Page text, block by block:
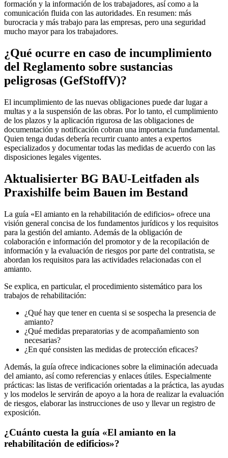
formación y la información de los trabajadores, así como a la
comunicación fluida con las autoridades. En resumen: más
burocracia y más trabajo para las empresas, pero una seguridad
mucho mayor para los trabajadores.
¿Qué ocurre en caso de incumplimiento
del Reglamento sobre sustancias
peligrosas (GefStoffV)?
El incumplimiento de las nuevas obligaciones puede dar lugar a
multas y a la suspensión de las obras. Por lo tanto, el cumplimiento
de los plazos y la aplicación rigurosa de las obligaciones de
documentación y notificación cobran una importancia fundamental.
Quien tenga dudas debería recurrir cuanto antes a expertos
especializados y documentar todas las medidas de acuerdo con las
disposiciones legales vigentes.
Aktualisierter BG BAU-Leitfaden als
Praxishilfe beim Bauen im Bestand
La guía «El amianto en la rehabilitación de edificios» ofrece una
visión general concisa de los fundamentos jurídicos y los requisitos
para la gestión del amianto. Además de la obligación de
colaboración e información del promotor y de la recopilación de
información y la evaluación de riesgos por parte del contratista, se
abordan los requisitos para las actividades relacionadas con el
amianto.
Se explica, en particular, el procedimiento sistemático para los
trabajos de rehabilitación:
¿Qué hay que tener en cuenta si se sospecha la presencia de
amianto?
¿Qué medidas preparatorias y de acompañamiento son
necesarias?
¿En qué consisten las medidas de protección eficaces?
Además, la guía ofrece indicaciones sobre la eliminación adecuada
del amianto, así como referencias y enlaces útiles. Especialmente
prácticas: las listas de verificación orientadas a la práctica, las ayudas
y los modelos le servirán de apoyo a la hora de realizar la evaluación
de riesgos, elaborar las instrucciones de uso y llevar un registro de
exposición.
¿Cuánto cuesta la guía «El amianto en la
rehabilitación de edificios»?